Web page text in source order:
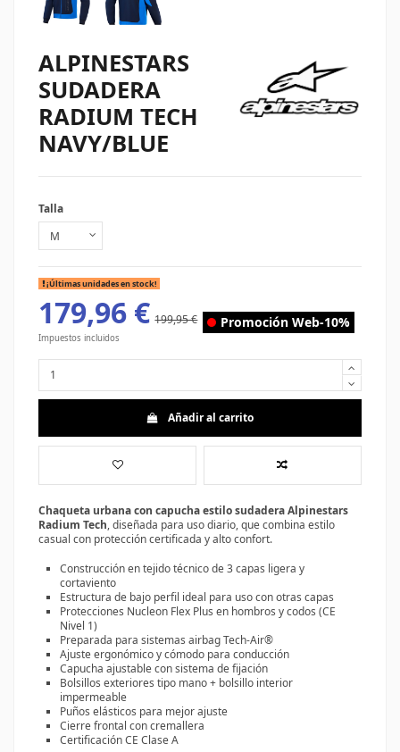
ALPINESTARS
SUDADERA
RADIUM TECH
NAVY/BLUE
Talla
¡Últimas unidades en stock!
179,96 € 199,95 € Promoción Web-10%
Impuestos incluidos
Añadir al carrito
Chaqueta urbana con capucha estilo sudadera Alpinestars
Radium Tech,diseñada para uso diario, que combina estilo
casual con protección certificada y alto confort.
Construcción en tejido técnico de3 capas ligera y
cortaviento
Estructura de bajo perfil ideal para uso con otras capas
Protecciones Nucleon Flex Plus en hombros y codos (CE
Nivel 1)
Preparada para sistemas airbag Tech-Air®
Ajuste ergonómico y cómodo para conducción
Capucha ajustable con sistema de fijación
Bolsillos exteriores tipo mano + bolsillo interior
impermeable
Puños elásticos para mejor ajuste
Cierre frontal con cremallera
Certificación CE Clase A